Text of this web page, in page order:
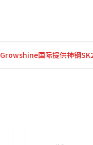
Growshine国际提供神钢